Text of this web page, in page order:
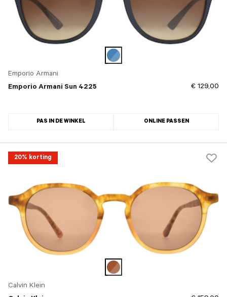
Emporio Armani
Emporio Armani Sun 4225
€ 129,00
PAS IN DE WINKEL ONLINE PASSEN
20% korting
Calvin Klein